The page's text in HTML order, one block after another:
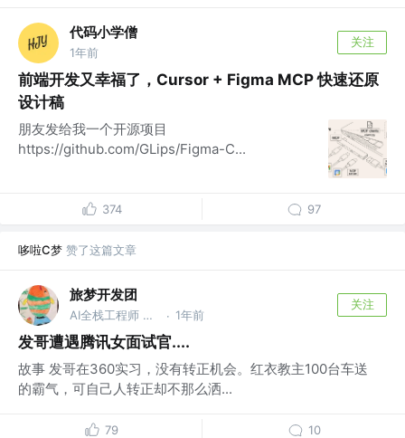
代码小学僧
1年前
关注
前端开发又幸福了，Cursor + Figma MCP 快速还原
设计稿
朋友发给我一个开源项目
https://github.com/GLips/Figma-C...
374 97
哆啦C梦 赞了这篇文章
旅梦开发团
AI全栈工程师 @旅梦开发团 · 1年前
关注
发哥遭遇腾讯女面试官....
故事 发哥在360实习，没有转正机会。红衣教主100台车送
的霸气，可自己人转正却不那么洒...
79 10